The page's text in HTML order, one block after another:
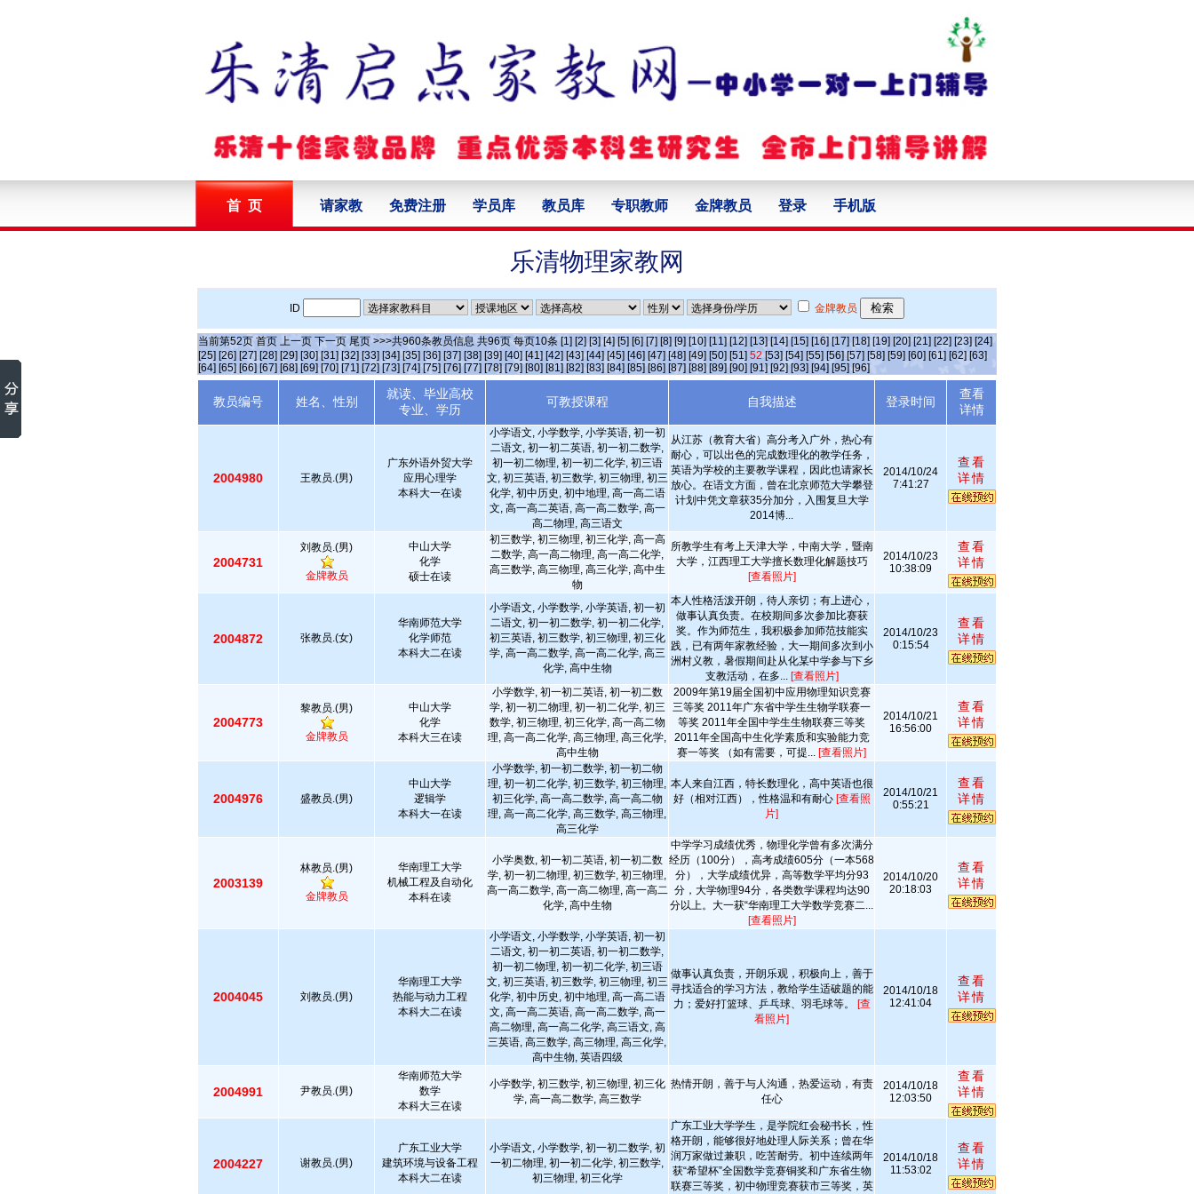
首 页 请家教 免费注册 学员库 教员库 专职教师 金牌教员 登录 手机版
乐清物理家教网
ID 金牌教员
当前第52页 首页 上一页 下一页 尾页 >>>共960条教员信息 共96页 每页10条 [1] [2] [3] [4] [5] [6] [7] [8] [9] [10] [11] [12] [13] [14] [15] [16] [17] [18] [19] [20] [21] [22] [23] [24]
[25] [26] [27] [28] [29] [30] [31] [32] [33] [34] [35] [36] [37] [38] [39] [40] [41] [42] [43] [44] [45] [46] [47] [48] [49] [50] [51] 52 [53] [54] [55] [56] [57] [58] [59] [60] [61] [62] [63]
[64] [65] [66] [67] [68] [69] [70] [71] [72] [73] [74] [75] [76] [77] [78] [79] [80] [81] [82] [83] [84] [85] [86] [87] [88] [89] [90] [91] [92] [93] [94] [95] [96]
教员编号 姓名、性别
就读、毕业高校
专业、学历
可教授课程 自我描述 登录时间
查看
详情
2004980 王教员.(男)
广东外语外贸大学
应用心理学
本科大一在读
小学语文, 小学数学, 小学英语, 初一初
二语文, 初一初二英语, 初一初二数学,
初一初二物理, 初一初二化学, 初三语
文, 初三英语, 初三数学, 初三物理, 初三
化学, 初中历史, 初中地理, 高一高二语
文, 高一高二英语, 高一高二数学, 高一
高二物理, 高三语文
从江苏（教育大省）高分考入广外，热心有
耐心，可以出色的完成数理化的教学任务，
英语为学校的主要教学课程，因此也请家长
放心。在语文方面，曾在北京师范大学攀登
计划中凭文章获35分加分，入围复旦大学
2014博...
2014/10/24
7:41:27
查看
详情
2004731
刘教员.(男)
金牌教员
中山大学
化学
硕士在读
初三数学, 初三物理, 初三化学, 高一高
二数学, 高一高二物理, 高一高二化学,
高三数学, 高三物理, 高三化学, 高中生
物
所教学生有考上天津大学，中南大学，暨南
大学，江西理工大学擅长数理化解题技巧
[查看照片]
2014/10/23
10:38:09
查看
详情
2004872 张教员.(女)
华南师范大学
化学师范
本科大二在读
小学语文, 小学数学, 小学英语, 初一初
二语文, 初一初二数学, 初一初二化学,
初三英语, 初三数学, 初三物理, 初三化
学, 高一高二数学, 高一高二化学, 高三
化学, 高中生物
本人性格活泼开朗，待人亲切；有上进心，
做事认真负责。在校期间多次参加比赛获
奖。作为师范生，我积极参加师范技能实
践，已有两年家教经验，大一期间多次到小
洲村义教，暑假期间赴从化某中学参与下乡
支教活动，在多... [查看照片]
2014/10/23
0:15:54
查看
详情
2004773
黎教员.(男)
金牌教员
中山大学
化学
本科大三在读
小学数学, 初一初二英语, 初一初二数
学, 初一初二物理, 初一初二化学, 初三
数学, 初三物理, 初三化学, 高一高二物
理, 高一高二化学, 高三物理, 高三化学,
高中生物
2009年第19届全国初中应用物理知识竞赛
三等奖 2011年广东省中学生生物学联赛一
等奖 2011年全国中学生生物联赛三等奖
2011年全国高中生化学素质和实验能力竞
赛一等奖 （如有需要，可提... [查看照片]
2014/10/21
16:56:00
查看
详情
2004976 盛教员.(男)
中山大学
逻辑学
本科大一在读
小学数学, 初一初二数学, 初一初二物
理, 初一初二化学, 初三数学, 初三物理,
初三化学, 高一高二数学, 高一高二物
理, 高一高二化学, 高三数学, 高三物理,
高三化学
本人来自江西，特长数理化，高中英语也很
好（相对江西），性格温和有耐心 [查看照
片]
2014/10/21
0:55:21
查看
详情
2003139
林教员.(男)
金牌教员
华南理工大学
机械工程及自动化
本科在读
小学奥数, 初一初二英语, 初一初二数
学, 初一初二物理, 初三数学, 初三物理,
高一高二数学, 高一高二物理, 高一高二
化学, 高中生物
中学学习成绩优秀，物理化学曾有多次满分
经历（100分），高考成绩605分（一本568
分），大学成绩优异，高等数学平均分93
分，大学物理94分，各类数学课程均达90
分以上。大一获“华南理工大学数学竞赛二...
[查看照片]
2014/10/20
20:18:03
查看
详情
2004045 刘教员.(男)
华南理工大学
热能与动力工程
本科大二在读
小学语文, 小学数学, 小学英语, 初一初
二语文, 初一初二英语, 初一初二数学,
初一初二物理, 初一初二化学, 初三语
文, 初三英语, 初三数学, 初三物理, 初三
化学, 初中历史, 初中地理, 高一高二语
文, 高一高二英语, 高一高二数学, 高一
高二物理, 高一高二化学, 高三语文, 高
三英语, 高三数学, 高三物理, 高三化学,
高中生物, 英语四级
做事认真负责，开朗乐观，积极向上，善于
寻找适合的学习方法，教给学生适破题的能
力；爱好打篮球、乒乓球、羽毛球等。
[查
看照片]
2014/10/18
12:41:04
查看
详情
2004991 尹教员.(男)
华南师范大学
数学
本科大三在读
小学数学, 初三数学, 初三物理, 初三化
学, 高一高二数学, 高三数学
热情开朗，善于与人沟通，热爱运动，有责
任心
2014/10/18
12:03:50
查看
详情
2004227 谢教员.(男)
广东工业大学
建筑环境与设备工程
本科大二在读
小学语文, 小学数学, 初一初二数学, 初
一初二物理, 初一初二化学, 初三数学,
初三物理, 初三化学
广东工业大学学生，是学院红会秘书长，性
格开朗，能够很好地处理人际关系；曾在华
润万家做过兼职，吃苦耐劳。初中连续两年
获“希望杯”全国数学竞赛铜奖和广东省生物
联赛三等奖，初中物理竞赛获市三等奖，英
2014/10/18
11:53:02
查看
详情